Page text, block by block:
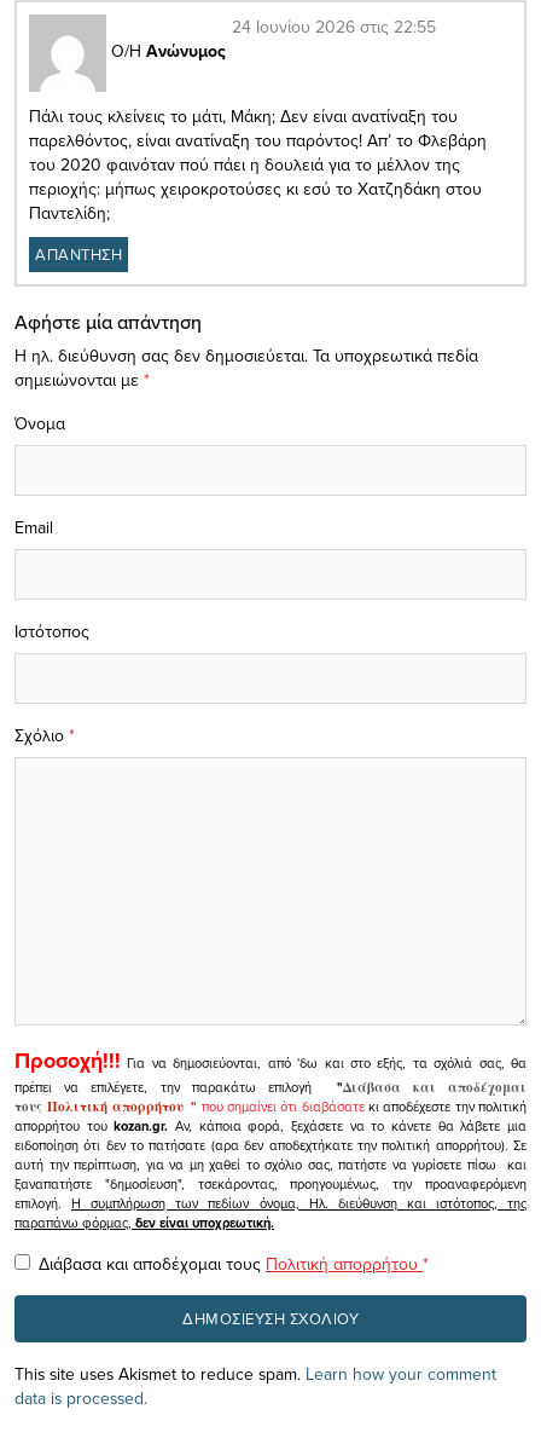
Ο/Η Ανώνυμος
24 Ιουνίου 2026 στις 22:55
Πάλι τους κλείνεις το μάτι, Μάκη; Δεν είναι ανατίναξη του
παρελθόντος, είναι ανατίναξη του παρόντος! Απ’ το Φλεβάρη
του 2020 φαινόταν πού πάει η δουλειά για το μέλλον της
περιοχής: μήπως χειροκροτούσες κι εσύ το Χατζηδάκη στου
Παντελίδη;
ΑΠΑΝΤΗΣΗ
Αφήστε μία απάντηση
Η ηλ. διεύθυνση σας δεν δημοσιεύεται. Τα υποχρεωτικά πεδία
σημειώνονται με *
Σχόλιο *
Όνομα
Email
Ιστότοπος
Προσοχή!!! Για να δημοσιεύονται, από 'δω και στο εξής, τα σχόλιά σας, θα
πρέπει να επιλέγετε, την παρακάτω επιλογή
"Διάβασα και αποδέχομαι
τουςΠολιτική απορρήτου" που σημαίνει ότι διαβάσατεκι αποδέχεστε την πολιτική
απορρήτου τουkozan.gr. Αν, κάποια φορά, ξεχάσετε να το κάνετε θα λάβετε μια
ειδοποίηση ότι δεν το πατήσατε (αρα δεν αποδεχτήκατε την πολιτική απορρήτου). Σε
αυτή την περίπτωση, για να μη χαθεί το σχόλιο σας, πατήστε να γυρίσετε πίσω και
ξαναπατήστε "δημοσίευση", τσεκάροντας, προηγουμένως, την προαναφερόμενη
επιλογή.Η συμπλήρωση των πεδίων όνομα, Ηλ. διεύθυνση και ιστότοπος, της
παραπάνω φόρμας, δεν είναι υποχρεωτική.
Διάβασα και αποδέχομαι τους Πολιτική απορρήτου *
This site uses Akismet to reduce spam. Learn how your comment
data is processed.